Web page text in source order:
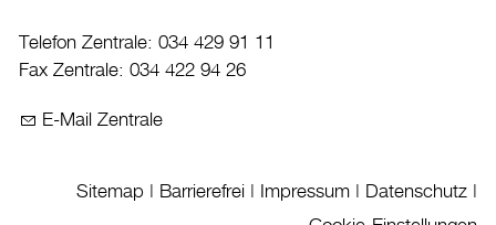
Telefon Zentrale: 034 429 91 11
Fax Zentrale: 034 422 94 26
E-Mail Zentrale
Sitemap Barrierefrei Impressum Datenschutz